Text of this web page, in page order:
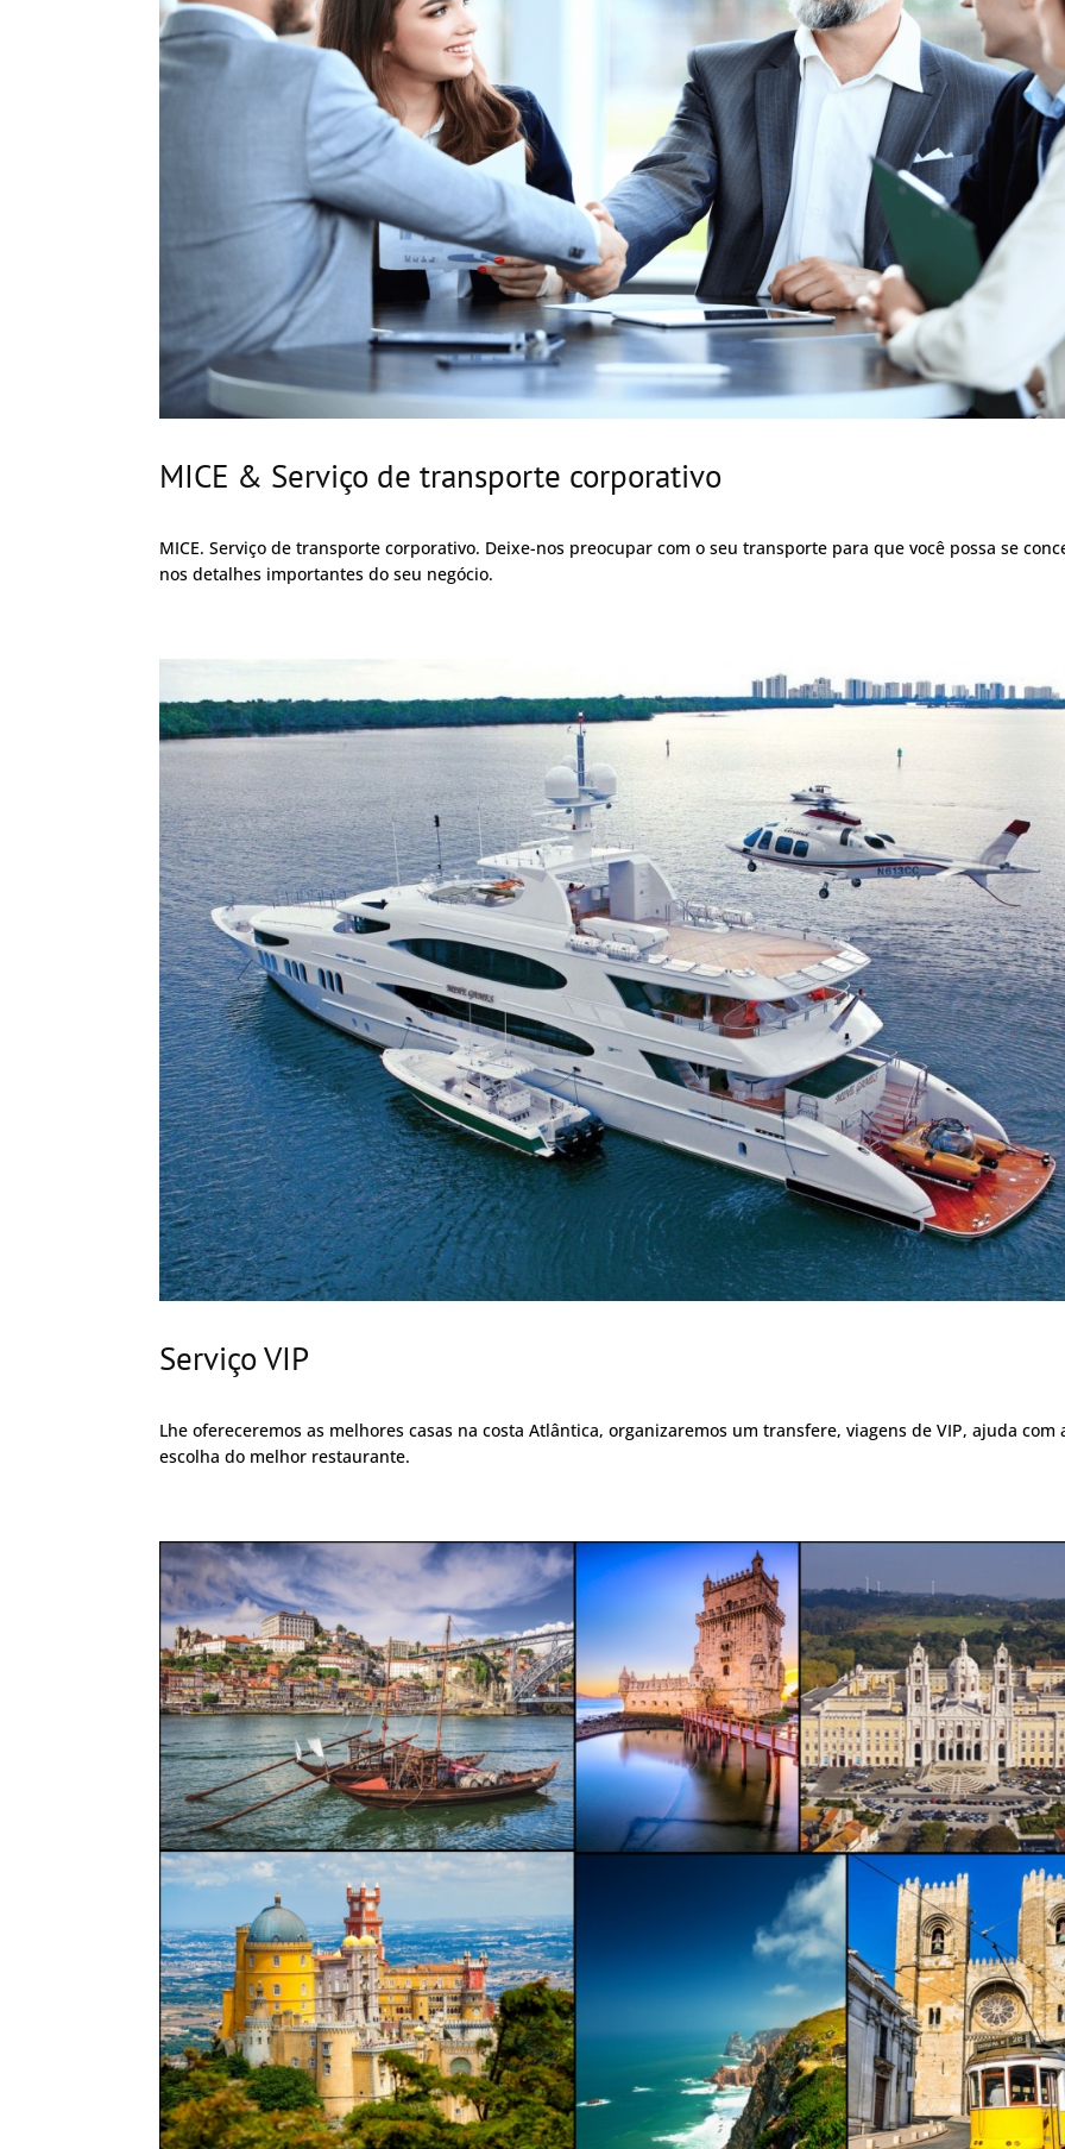
MICE & Serviço de transporte corporativo
MICE. Serviço de transporte corporativo. Deixe-nos preocupar com o seu transporte para que você possa se
nos detalhes importantes do seu negócio.
Serviço VIP
Lhe ofereceremos as melhores casas na costa Atlântica, organizaremos um transfere, viagens de VIP, ajuda com
escolha do melhor restaurante.